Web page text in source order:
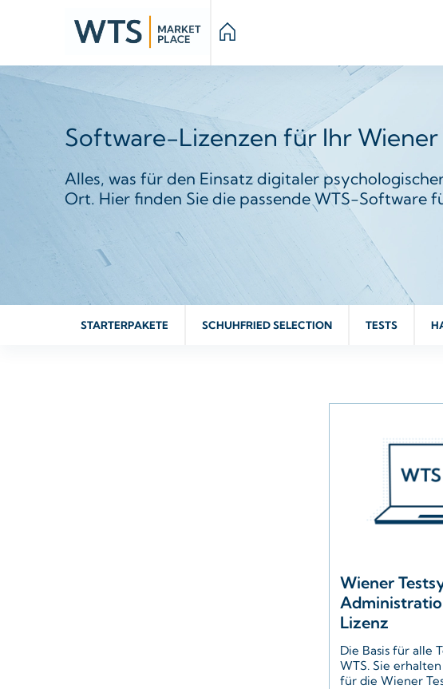
Software-Lizenzen für Ihr Wiener
Alles, was für den Einsatz digitaler
Ort. Hier finden Sie die passende WTS-Software
STARTERPAKETE SCHUHFRIED SELECTION TESTS
Wiener
Lizenz
Die Basis für alle
WTS. Sie
für die Wiener